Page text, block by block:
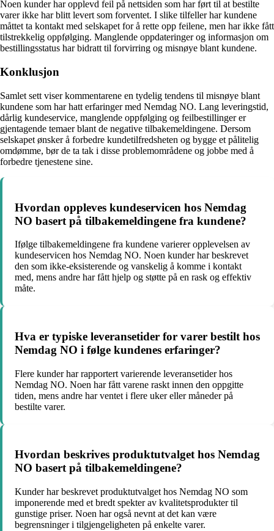
Noen kunder har opplevd feil på nettsiden som har ført til at bestilte
varer ikke har blitt levert som forventet. I slike tilfeller har kundene
måttet ta kontakt med selskapet for å rette opp feilene, men har ikke fått
tilstrekkelig oppfølging. Manglende oppdateringer og informasjon om
bestillingsstatus har bidratt til forvirring og misnøye blant kundene.
Konklusjon
Samlet sett viser kommentarene en tydelig tendens til misnøye blant
kundene som har hatt erfaringer med Nemdag NO. Lang leveringstid,
dårlig kundeservice, manglende oppfølging og feilbestillinger er
gjentagende temaer blant de negative tilbakemeldingene. Dersom
selskapet ønsker å forbedre kundetilfredsheten og bygge et pålitelig
omdømme, bør de ta tak i disse problemområdene og jobbe med å
forbedre tjenestene sine.
Hvordan oppleves kundeservicen hos Nemdag
NO basert på tilbakemeldingene fra kundene?
Ifølge tilbakemeldingene fra kundene varierer opplevelsen av
kundeservicen hos Nemdag NO. Noen kunder har beskrevet
den som ikke-eksisterende og vanskelig å komme i kontakt
med, mens andre har fått hjelp og støtte på en rask og effektiv
måte.
Hva er typiske leveransetider for varer bestilt hos
Nemdag NO i følge kundenes erfaringer?
Flere kunder har rapportert varierende leveransetider hos
Nemdag NO. Noen har fått varene raskt innen den oppgitte
tiden, mens andre har ventet i flere uker eller måneder på
bestilte varer.
Hvordan beskrives produktutvalget hos Nemdag
NO basert på tilbakemeldingene?
Kunder har beskrevet produktutvalget hos Nemdag NO som
imponerende med et bredt spekter av kvalitetsprodukter til
gunstige priser. Noen har også nevnt at det kan være
begrensninger i tilgjengeligheten på enkelte varer.